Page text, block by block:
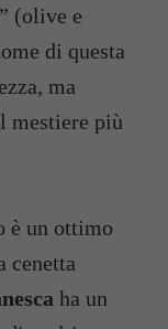
” (olive e
di questa
ma
mestiere più
è un ottimo
cenetta
ha un